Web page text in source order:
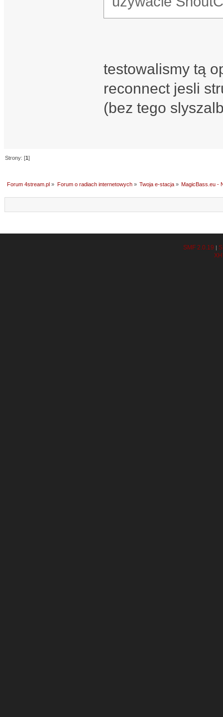
testowalismy tą
reconnect jesli
(bez tego
Strony: [1]
Forum 4stream.pl » Forum o radiach internetowych» Twoja e-stacja» MagicBass.eu -
SMF 2.0.19 |